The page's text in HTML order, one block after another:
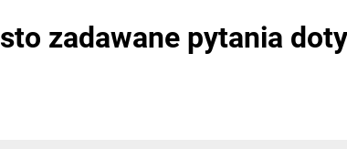
zadawane pytania